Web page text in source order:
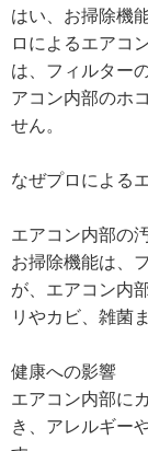
はい、お掃除機
ロによるエアコ
は、フィルター
アコン内部のホ
せん。
なぜプロによる
エアコン内部の
お掃除機能は、
が、エアコン内
リやカビ、雑菌
健康への影響
エアコン内部に
き、アレルギー